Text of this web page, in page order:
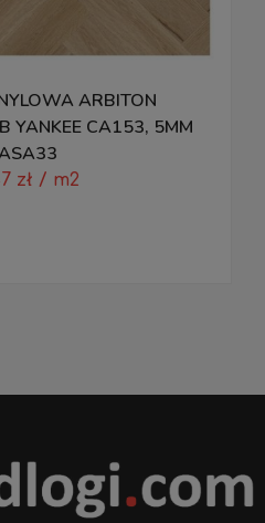
ARBITON
YANKEE CA153, 5MM
zł / m2